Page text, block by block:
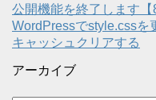
公開機能を終了します【
WordPressでstyle.cssを
キャッシュクリアする
アーカイブ